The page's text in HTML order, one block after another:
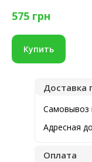
575 грн
Купить
Доставка
Самовывоз
Адресная
Оплата